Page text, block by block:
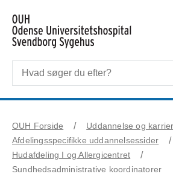
OUH Forside
Uddannelse og
Afdelingsspecifikke uddannelsessider
Hudafdeling I og Allergicentret
Sundhedsadministrative koordinatorer